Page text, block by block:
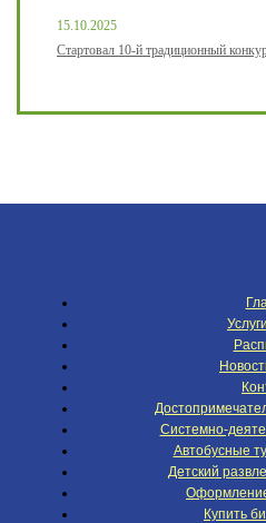
15.10.2025
Стартовал 10-й традиционный
Системно-
Автобусные
Детский
Купить